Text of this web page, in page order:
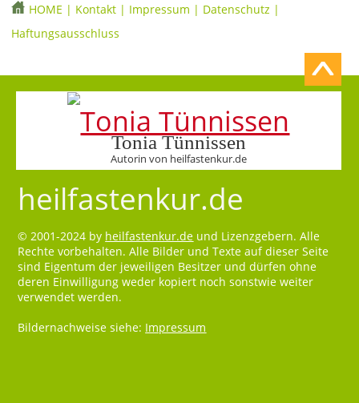
HOME | Kontakt | Impressum | Datenschutz |
Haftungsausschluss
Tonia Tünnissen
Autorin von heilfastenkur.de
heilfastenkur.de
© 2001-2024 by heilfastenkur.de und Lizenzgebern. Alle
Rechte vorbehalten. Alle Bilder und Texte auf dieser Seite
sind Eigentum der jeweiligen Besitzer und dürfen ohne
deren Einwilligung weder kopiert noch sonstwie weiter
verwendet werden.
Bildernachweise siehe: Impressum